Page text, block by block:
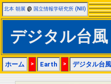
北本 朝展 @ 国立情報学研究所 (NII)
デジタル台
ホーム > Earth > デジタル台風